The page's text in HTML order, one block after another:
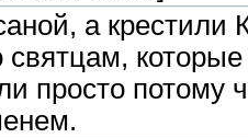
а
просто потому